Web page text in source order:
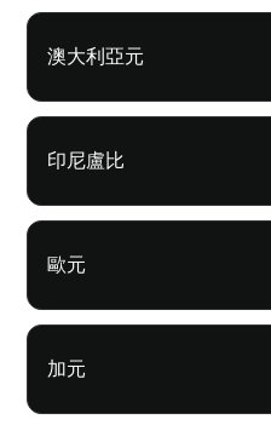
澳大利亞元
印尼盧比
歐元
加元